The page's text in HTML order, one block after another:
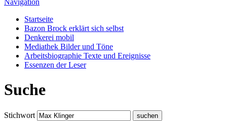
Startseite
Bazon Brock erklärt sich selbst
Denkerei mobil
Mediathek Bilder und Töne
Arbeitsbiographie Texte und Ereignisse
Essenzen der Leser
Suche
Stichwort